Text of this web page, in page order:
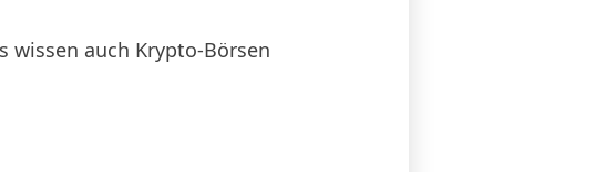
wissen auch Krypto-Börsen